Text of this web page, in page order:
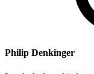
Philip Denkinger